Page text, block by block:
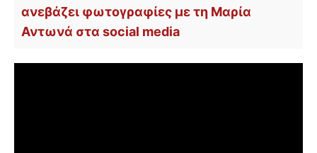
ανεβάζει φωτογραφίες με τη Μαρία
Αντωνά στα social media